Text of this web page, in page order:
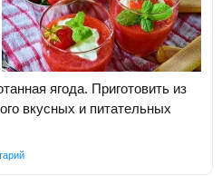
ягода. Приготовить из
вкусных и питательных